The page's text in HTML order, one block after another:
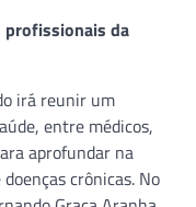
profissionais da
irá reunir um
entre médicos,
aprofundar na
crônicas. No